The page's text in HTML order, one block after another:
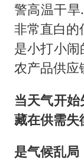
警高温干
非常直白的
是小打小
农产品供应
当天气开始
藏在供需失
是气候乱局